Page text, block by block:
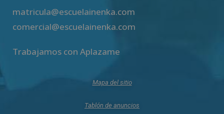
matricula@escuelainenka.com
comercial@escuelainenka.com
Trabajamos con Aplazame
Mapa del sitio
Tablón de anuncios